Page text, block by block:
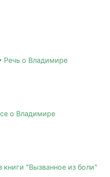
Речь о Владимире
о Владимире
"Вызванное из боли"